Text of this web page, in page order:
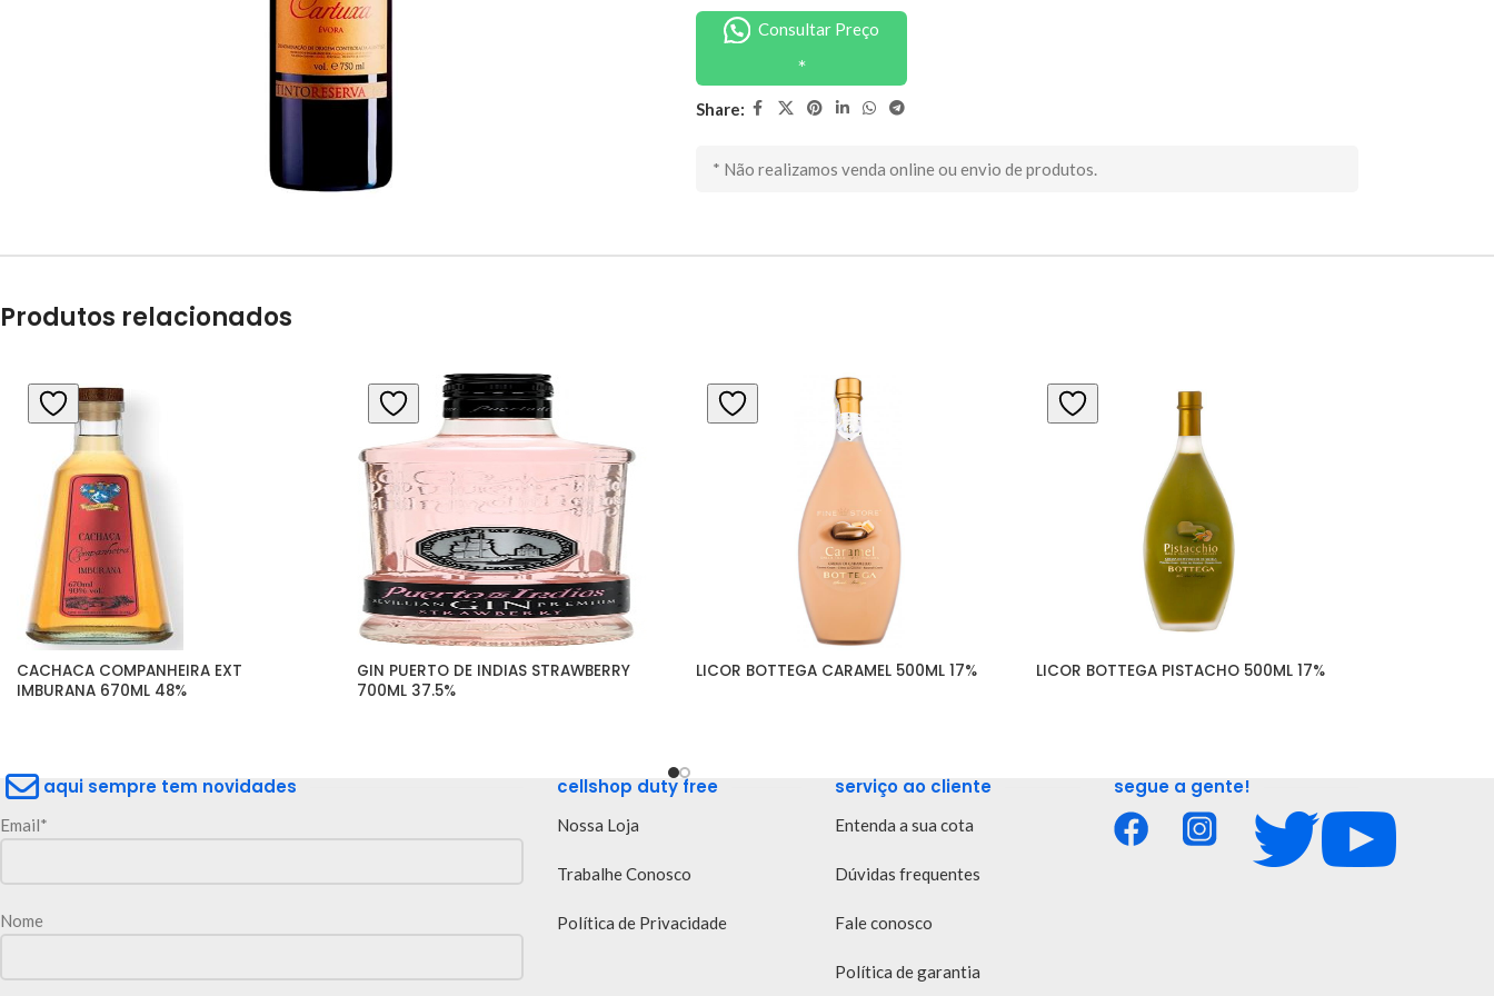
Consultar Preço
Share:
* Não realizamos venda online ou envio de produtos.
Produtos relacionados
CACHACA COMPANHEIRA EXT
IMBURANA 670ML 48%
GIN PUERTO DE INDIAS STRAWBERRY
700ML 37.5%
LICOR BOTTEGA CARAMEL 500ML 17% LICOR BOTTEGA PISTACHO 500ML 17%
aqui sempre tem novidades
Email*
Nome
cellshop duty free
Nossa Loja
Trabalhe Conosco
Política de Privacidade
serviço ao cliente
Entenda a sua cota
Dúvidas frequentes
Fale conosco
Política de garantia
segue a gente!